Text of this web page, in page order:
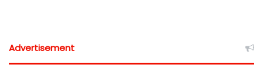
Advertisement